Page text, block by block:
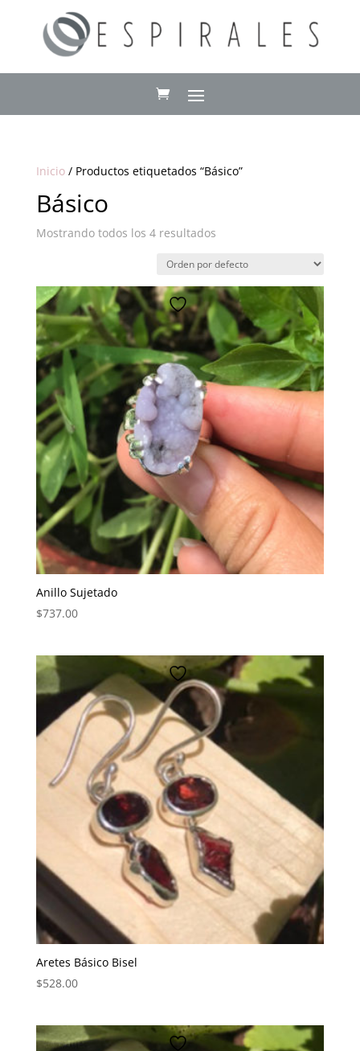
Inicio/ Productos etiquetados “Básico”
Básico
Mostrando todos los 4 resultados
Anillo Sujetado
$737.00
Aretes Básico Bisel
$528.00